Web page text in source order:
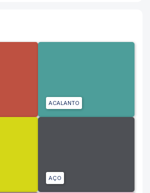
ACALANTO
AÇO